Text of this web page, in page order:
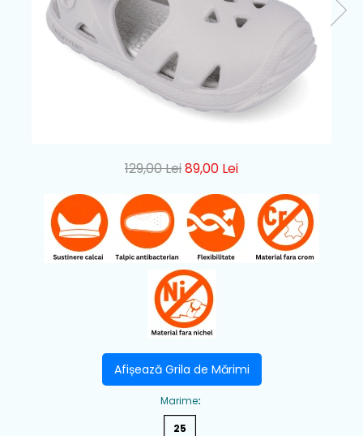
129,00 Lei89,00 Lei
Afișează Grila de Mărimi
Marime:
25